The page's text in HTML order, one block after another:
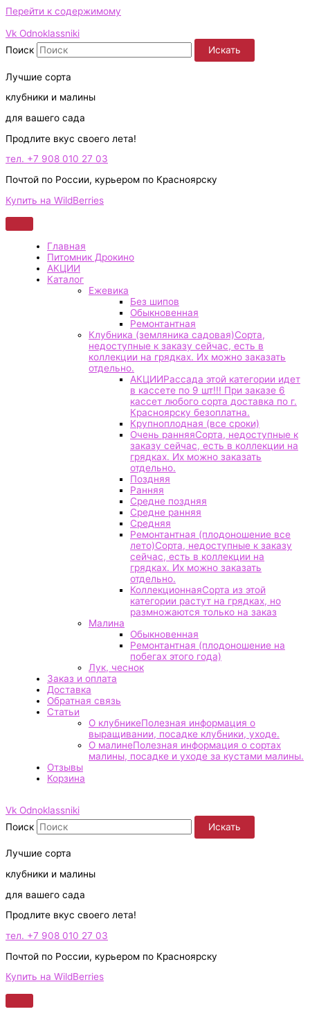
Перейти к содержимому
Vk Odnoklassniki
Поиск
Искать
Лучшие сорта
клубники и малины
для вашего сада
Продлите вкус своего лета!
тел. +7 908 010 27 03
Почтой по России, курьером по Красноярску
Купить на WildBerries
Главная
Питомник Дрокино
АКЦИИ
Каталог
Ежевика
Без шипов
Обыкновенная
Ремонтантная
Клубника (земляника садовая)Сорта,
недоступные к заказу сейчас, есть в
коллекции на грядках. Их можно заказать
отдельно.
АКЦИИРассада этой категории идет
в кассете по 9 шт!!! При заказе 6
кассет любого сорта доставка по г.
Красноярску безоплатна.
Крупноплодная (все сроки)
Очень ранняяСорта, недоступные к
заказу сейчас, есть в коллекции на
грядках. Их можно заказать
отдельно.
Поздняя
Ранняя
Средне поздняя
Средне ранняя
Средняя
Ремонтантная (плодоношение все
лето)Сорта, недоступные к заказу
сейчас, есть в коллекции на
грядках. Их можно заказать
отдельно.
КоллекционнаяСорта из этой
категории растут на грядках, но
размножаются только на заказ
Малина
Обыкновенная
Ремонтантная (плодоношение на
побегах этого года)
Лук, чеснок
Заказ и оплата
Доставка
Обратная связь
Статьи
О клубникеПолезная информация о
выращивании, посадке клубники, уходе.
О малинеПолезная информация о сортах
малины, посадке и уходе за кустами малины.
Отзывы
Корзина
Vk Odnoklassniki
Поиск
Искать
Лучшие сорта
клубники и малины
для вашего сада
Продлите вкус своего лета!
тел. +7 908 010 27 03
Почтой по России, курьером по Красноярску
Купить на WildBerries